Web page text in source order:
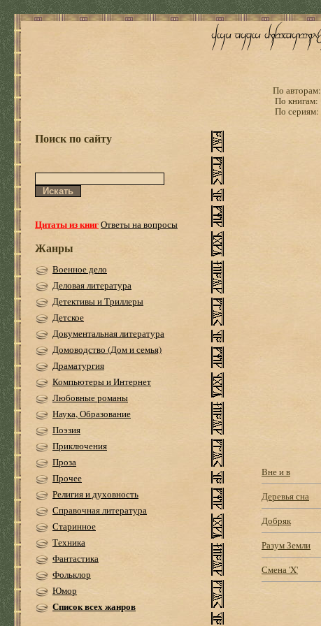
По авторам:
По книгам:
По сериям:
Поиск по сайту
Цитаты из книгОтветы на вопросы
Жанры
Военное дело
Деловая литература
Детективы и Триллеры
Детское
Документальная литература
Домоводство (Дом и семья)
Драматургия
Компьютеры и Интернет
Любовные романы
Наука, Образование
Поэзия
Приключения
Проза
Прочее
Религия и духовность
Справочная литература
Старинное
Техника
Фантастика
Фольклор
Юмор
Список всех жанров
Вне и в
Деревья сна
Добряк
Разум Земли
Смена 'X'